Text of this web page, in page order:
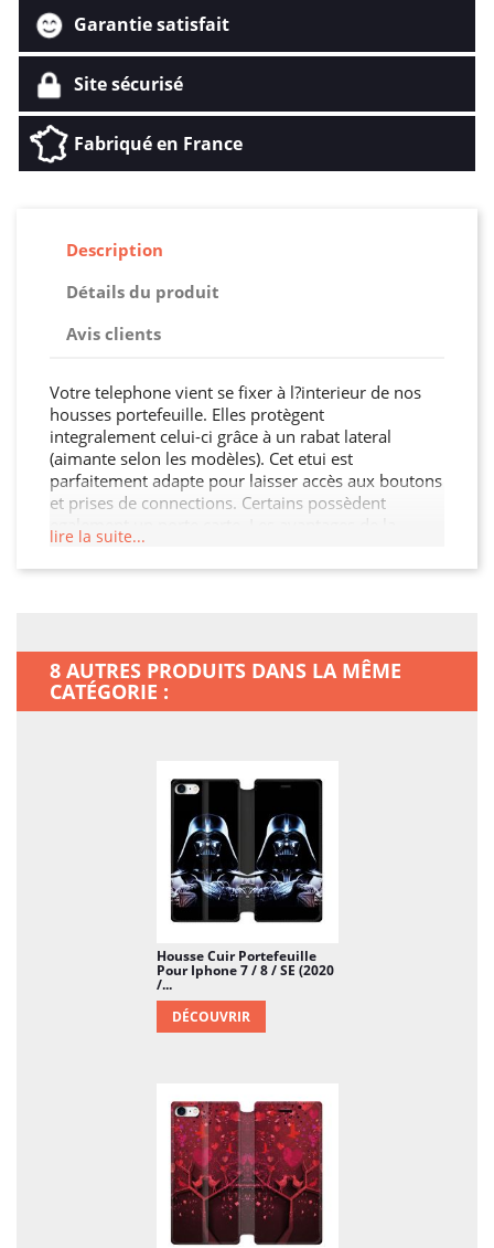
Garantie satisfait
Site sécurisé
Fabriqué en France
Description
Détails du produit
Avis clients
Votre telephone vient se fixer à l?interieur de nos
housses portefeuille. Elles protègent
integralement celui-ci grâce à un rabat lateral
(aimante selon les modèles). Cet etui est
parfaitement adapte pour laisser accès aux boutons
et prises de connections. Certains possèdent
Housse portefeuille : accès rapide aux
fonctionnalites, protection compacte, solide,
lire la suite...
8 AUTRES PRODUITS DANS LA MÊME
CATÉGORIE :
Housse Cuir Portefeuille
Pour Iphone 7 / 8 / SE (2020
/...
DÉCOUVRIR